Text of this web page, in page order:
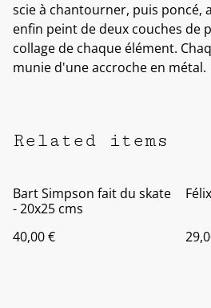
scie à chantourner, puis poncé,
enfin peint de deux couches de
collage de chaque élément.
munie d'une accroche en métal.
Related items
Bart Simpson fait du skate
- 20x25 cms
40,00 €